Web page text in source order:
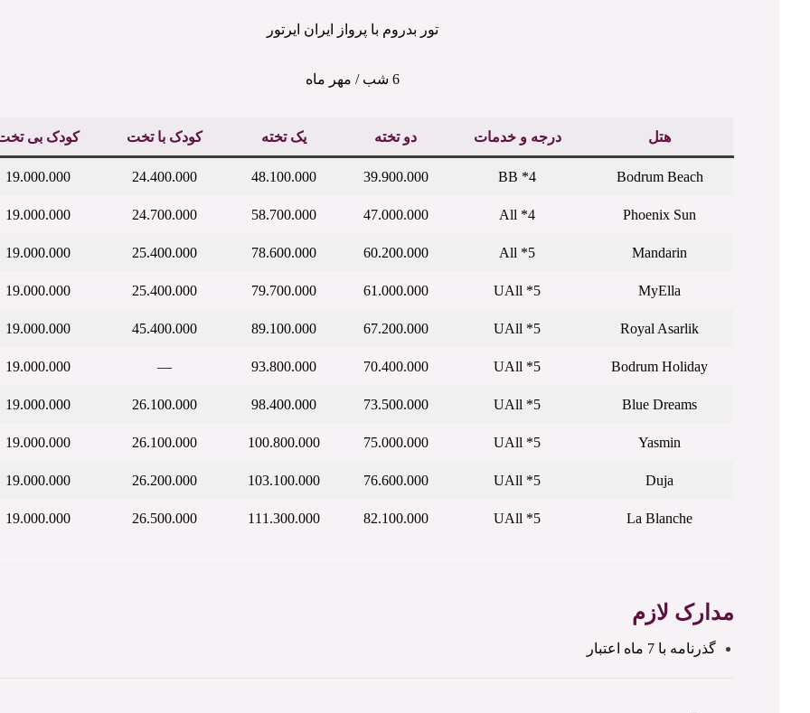
تور بدروم با پرواز ایران ایرتور
6 شب / مهر ماه
هتل درجه و خدمات دو تخته یک تخته کودک با تخت کودک بی
Bodrum Beach
4* BB
39.900.000
48.100.000
24.400.000
19.000.000
Phoenix Sun
4* All
47.000.000
58.700.000
24.700.000
19.000.000
Mandarin
5* All
60.200.000
78.600.000
25.400.000
19.000.000
MyElla
5* UAll
61.000.000
79.700.000
25.400.000
19.000.000
Royal Asarlik
5* UAll
67.200.000
89.100.000
45.400.000
19.000.000
Bodrum Holiday
5* UAll
70.400.000
93.800.000
—
19.000.000
Blue Dreams
5* UAll
73.500.000
98.400.000
26.100.000
19.000.000
Yasmin
5* UAll
75.000.000
100.800.000
26.100.000
19.000.000
Duja
5* UAll
76.600.000
103.100.000
26.200.000
19.000.000
La Blanche
5* UAll
82.100.000
111.300.000
26.500.000
19.000.000
مدارک لازم
گذرنامه با 7 ماه اعتبار